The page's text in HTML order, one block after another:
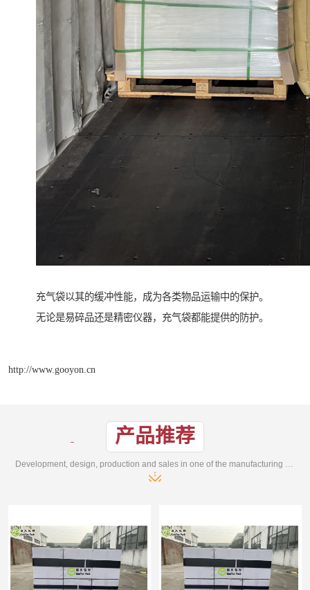
充气袋以其的缓冲性能，成为各类物品运输中的保护。
无论是易碎品还是精密仪器，充气袋都能提供的防护。
http://www.gooyon.cn
产品推荐